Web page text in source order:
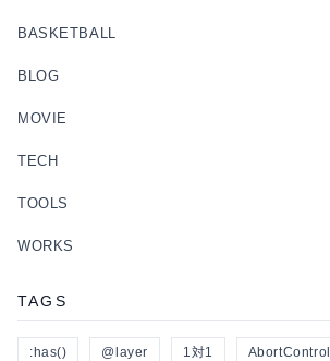
BASKETBALL
BLOG
MOVIE
TECH
TOOLS
WORKS
TAGS
:has() @layer 1対1